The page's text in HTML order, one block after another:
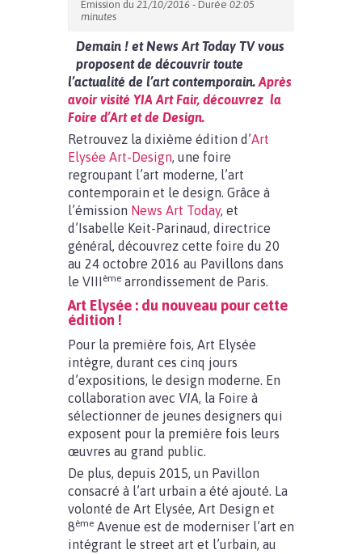
Emission du 21/10/2016 - Durée 02:05
minutes
Demain ! et News Art Today TV vous
proposent de découvrir toute
l’actualité de l’art contemporain. Après
avoir visité YIA Art Fair, découvrez la
Foire d’Art et de Design.
Retrouvez la dixième édition d’Art
Elysée Art-Design, une foire
regroupant l’art moderne, l’art
contemporain et le design. Grâce à
l’émission News Art Today, et
d’Isabelle Keit-Parinaud, directrice
général, découvrez cette foire du 20
au 24 octobre 2016 au Pavillons dans
le VIII ème arrondissement de Paris.
Art Elysée : du nouveau pour cette
édition !
Pour la première fois, Art Elysée
intègre, durant ces cinq jours
d’expositions, le design moderne. En
collaboration avec VIA, la Foire à
sélectionner de jeunes designers qui
exposent pour la première fois leurs
œuvres au grand public.
De plus, depuis 2015, un Pavillon
consacré à l’art urbain a été ajouté. La
volonté de Art Elysée, Art Design et
8ème Avenue est de moderniser l’art en
intégrant le street art et l’urbain, au